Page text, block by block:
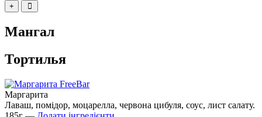
+
Мангал
Тортилья
Маргарита
Лаваш, помідор, моцарелла, червона цибуля, соус, лист салату.